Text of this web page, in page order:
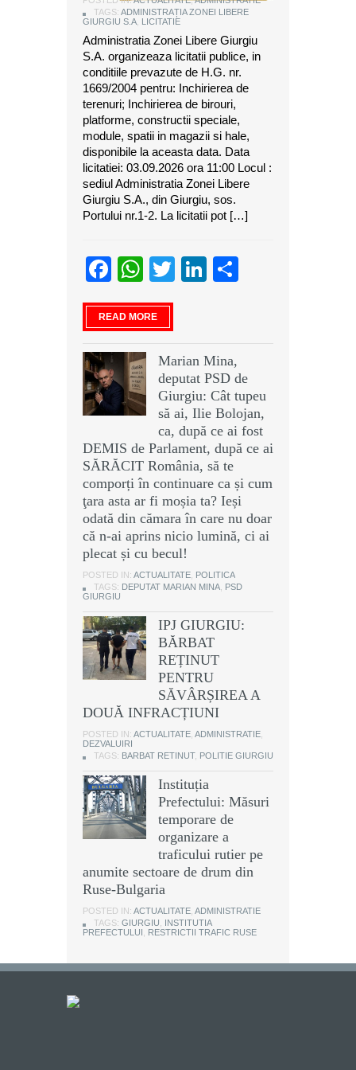
TAGS: ADMINISTRAȚIA ZONEI LIBERE
GIURGIU S.A LICITATIE
Administratia Zonei Libere Giurgiu
S.A. organizeaza licitatii publice, in
conditiile prevazute de H.G. nr.
1669/2004 pentru: Inchirierea de
terenuri; Inchirierea de birouri,
platforme, constructii speciale,
module, spatii in magazii si hale,
disponibile la aceasta data. Data
licitatiei: 03.09.2026 ora 11:00 Locul :
sediul Administratia Zonei Libere
Giurgiu S.A., din Giurgiu, sos.
Portului nr.1-2. La licitatii pot […]
Facebook
WhatsApp
TwitterLinkedIn
READ MORE
Marian Mina,
deputat PSD de
Giurgiu: Cât tupeu
să ai, Ilie Bolojan,
ca, după ce ai fost
DEMIS de Parlament, după ce ai
SĂRĂCIT România, să te
comporți în continuare ca și cum
ţara asta ar fi moșia ta? Ieși
odată din cămara în care nu doar
că n-ai aprins nicio lumină, ci ai
plecat și cu becul!
POSTED IN: ACTUALITATE POLITICA
TAGS: DEPUTAT MARIAN MINA PSD
GIURGIU
IPJ GIURGIU:
BĂRBAT
REȚINUT
PENTRU
SĂVÂRȘIREA A
DOUĂ INFRACȚIUNI
POSTED IN: ACTUALITATE ADMINISTRATIE
DEZVALUIRI
TAGS: BARBAT RETINUT, POLITIE GIURGIU
Instituția
Prefectului: Măsuri
temporare de
organizare a
traficului rutier pe
anumite sectoare de drum din
Ruse-Bulgaria
POSTED IN: ACTUALITATE ADMINISTRATIE
TAGS: GIURGIU
INSTITUTIA
PREFECTULUI
RESTRICTII TRAFIC RUSE